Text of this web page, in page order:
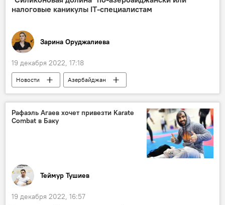
налоговые каникулы IT-специалистам
Зарина Оруджалиева
19 декабря 2022, 17:18
Новости
Азербайджан
Милли Меджлис
IT-технологии
налоги
Рафаэль Агаев хочет привезти Karate
Combat в Баку
Теймур Тушиев
19 декабря 2022, 16:57